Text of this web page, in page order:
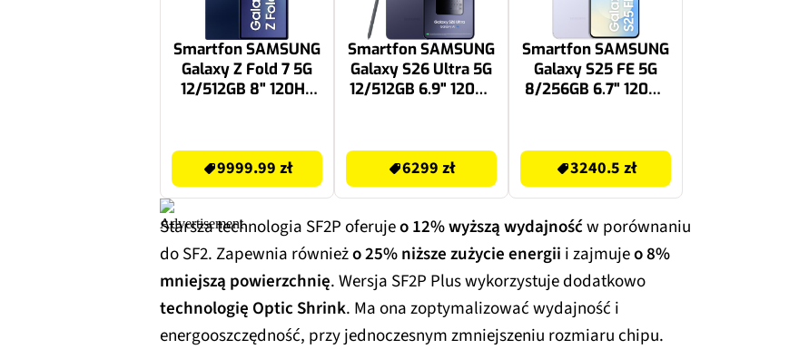
Smartfon SAMSUNG
Galaxy Z Fold 7 5G
12/512GB 8" 120Hz
9999.99 zł
Smartfon SAMSUNG
Galaxy S26 Ultra 5G
12/512GB 6.9" 120Hz
6299 zł
Smartfon SAMSUNG
Galaxy S25 FE 5G
8/256GB 6.7" 120Hz
3240.5 zł
Starsza technologia SF2P oferujeo 12% wyższą wydajnośćw porównaniu
do SF2. Zapewnia równieżo 25% niższe zużycie energii i zajmujeo 8%
mniejszą powierzchnię. Wersja SF2P Plus wykorzystuje dodatkowo
technologię Optic Shrink. Ma ona zoptymalizować wydajność i
energooszczędność, przy jednoczesnym zmniejszeniu rozmiaru chipu.